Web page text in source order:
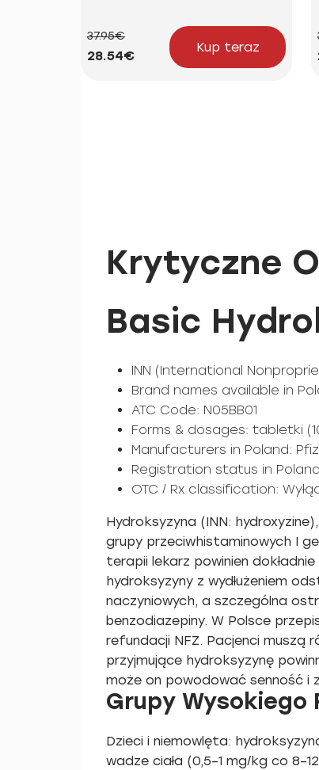
37.95€
28.54€
Kup teraz
Krytyczne
Basic
INN (International
Brand names available in
ATC Code: N05BB01
Forms & dosages: tabletki
Manufacturers in Poland:
Registration status in
OTC / Rx classification:
Hydroksyzyna (INN:
grupy przeciwhistaminowych I
terapii lekarz powinien
hydroksyzyny z wydłużeniem
naczyniowych, a szczególna
benzodiazepiny. W Polsce
refundacji NFZ. Pacjenci muszą
przyjmujące hydroksyzynę
może on powodować senność i
Grupy Wysokiego
Dzieci i niemowlęta:
wadze ciała (0,5–1 mg/kg co